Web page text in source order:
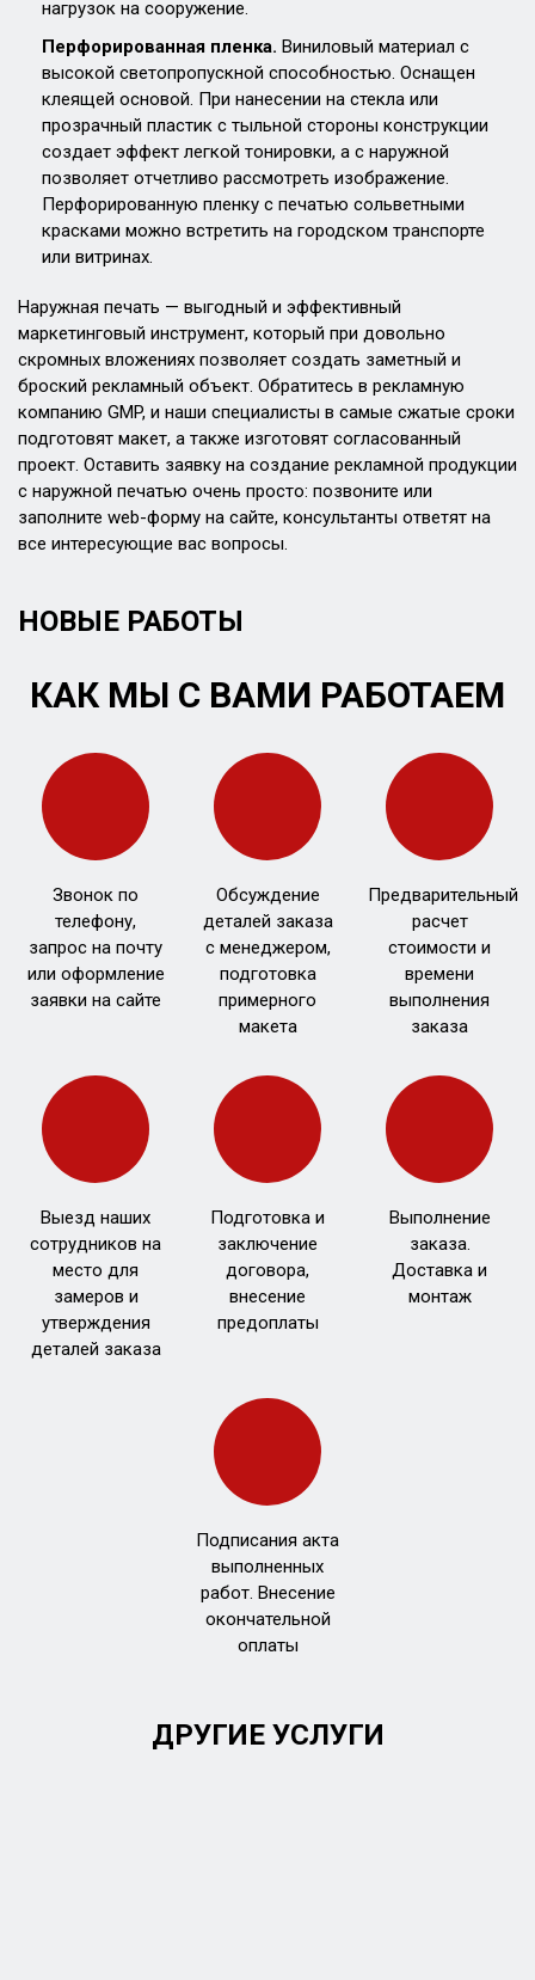
нагрузок на сооружение.
Перфорированная пленка. Виниловый материал с
высокой светопропускной способностью. Оснащен
клеящей основой. При нанесении на стекла или
прозрачный пластик с тыльной стороны конструкции
создает эффект легкой тонировки, а с наружной
позволяет отчетливо рассмотреть изображение.
Перфорированную пленку с печатью сольветными
красками можно встретить на городском транспорте
или витринах.
Наружная печать — выгодный и эффективный
маркетинговый инструмент, который при довольно
скромных вложениях позволяет создать заметный и
броский рекламный объект. Обратитесь в рекламную
компанию GMP, и наши специалисты в самые сжатые сроки
подготовят макет, а также изготовят согласованный
проект. Оставить заявку на создание рекламной продукции
с наружной печатью очень просто: позвоните или
заполните web-форму на сайте, консультанты ответят на
все интересующие вас вопросы.
НОВЫЕ РАБОТЫ
КАК МЫ С ВАМИ РАБОТАЕМ
Звонок по
телефону,
запрос на почту
или оформление
заявки на сайте
Обсуждение
деталей заказа
с менеджером,
подготовка
примерного
макета
Предварительный
расчет
стоимости и
времени
выполнения
заказа
Выезд наших
сотрудников на
место для
замеров и
утверждения
деталей заказа
Подготовка и
заключение
договора,
внесение
предоплаты
Выполнение
заказа.
Доставка и
монтаж
Подписания акта
выполненных
работ. Внесение
окончательной
оплаты
ДРУГИЕ УСЛУГИ